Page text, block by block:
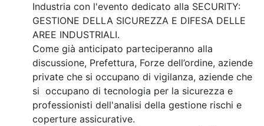
Industria con l'evento dedicato alla SECURITY:
GESTIONE DELLA SICUREZZA E DIFESA DELLE
AREE INDUSTRIALI.
Come già anticipato parteciperanno alla
discussione, Prefettura, Forze dell’ordine, aziende
private che si occupano di vigilanza, aziende che
si occupano di tecnologia per la sicurezza e
professionisti dell'analisi della gestione rischi e
coperture assicurative.